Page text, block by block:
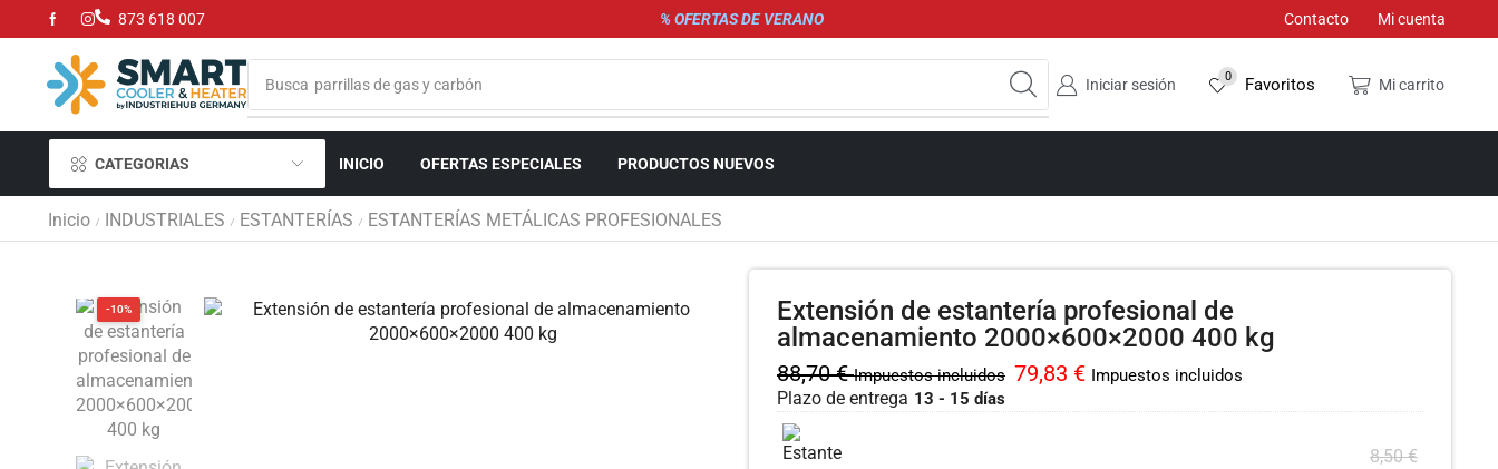
873 618 007 % OFERTAS DE VERANO Contacto Mi cuenta
Busca parrillas de gas y carbón Iniciar sesión 0 Favoritos Mi carrito
CATEGORIAS INICIO OFERTAS ESPECIALES PRODUCTOS NUEVOS
Inicio / INDUSTRIALES / ESTANTERÍAS / ESTANTERÍAS METÁLICAS PROFESIONALES
-10%
Extensión de estantería profesional de
almacenamiento 2000×600×2000 400 kg
88,70€ Impuestos incluidos 79,83 € Impuestos incluidos
Plazo de entrega 13 - 15 días
8,50€